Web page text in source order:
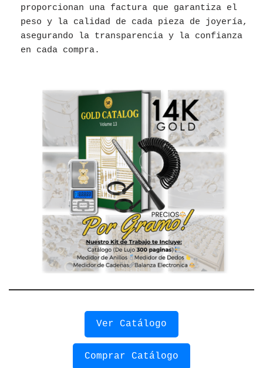
proporcionan una factura que garantiza el
peso y la calidad de cada pieza de joyería,
asegurando la transparencia y la confianza
en cada compra.
Ver Catálogo
Comprar Catálogo